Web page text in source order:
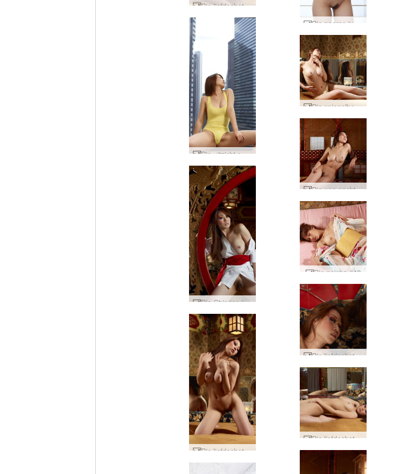
Rie liefdeshotel Tokio #29
Rie uitzicht op Tokio #16
Rie spiegelbed #3
Rie een nacht met een geisha #4
Rie Chinese kamer #54
Rie geisha #43
Rie liefdeshotel Tokio #108
Rie liefdeshotel Tokio #21
Rie liefdeshotel Tokio #64